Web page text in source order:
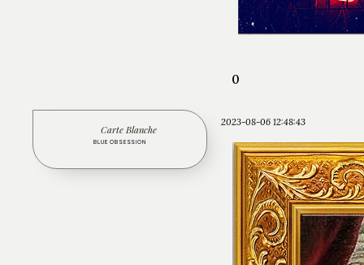
0
2023-08-06 12:48:43
Carte Blanche
BLUE OBSESSION